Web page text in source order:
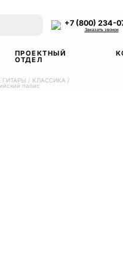
+7 (800) 234-
Заказать звонок
ПРОЕКТНЫЙ
ОТДЕЛ
ГИТАРЫ / КЛАССИКА /
палис